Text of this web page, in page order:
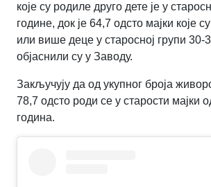
које су родиле друго дете је у
године, док је 64,7 одсто мајки које
или више деце у старосној групи 30-
објаснили су у Заводу.
Закључују да од укупног броја
78,7 одсто роди се у старости мајки
година.